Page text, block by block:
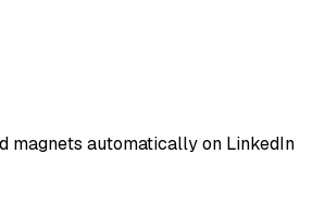
magnets automatically on LinkedIn